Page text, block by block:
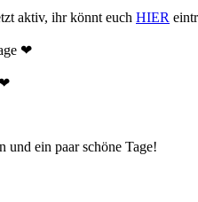
aktiv, ihr könnt euch HIER
❤
❤
und ein paar schöne Tage!